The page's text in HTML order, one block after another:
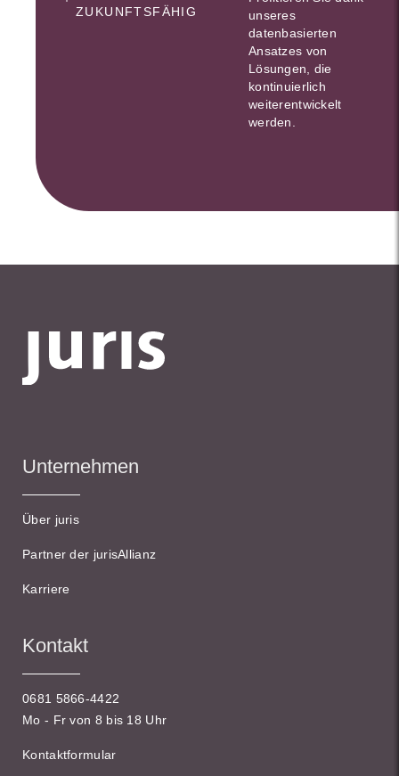
ZUKUNFTSFÄHIG
unseres
datenbasierten
Ansatzes von
Lösungen, die
kontinuierlich
weiterentwickelt
werden.
Unternehmen
Über juris
Partner der jurisAllianz
Karriere
Kontakt
0681 5866-4422
Mo - Fr von 8 bis 18 Uhr
Kontaktformular